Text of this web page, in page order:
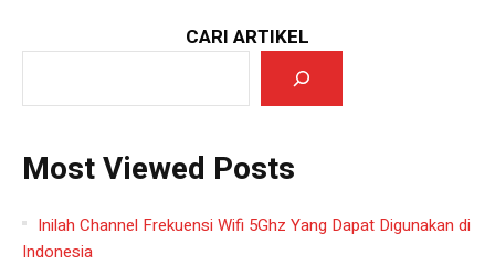
CARI ARTIKEL
Most Viewed Posts
Inilah Channel Frekuensi Wifi 5Ghz Yang Dapat Digunakan di
Indonesia